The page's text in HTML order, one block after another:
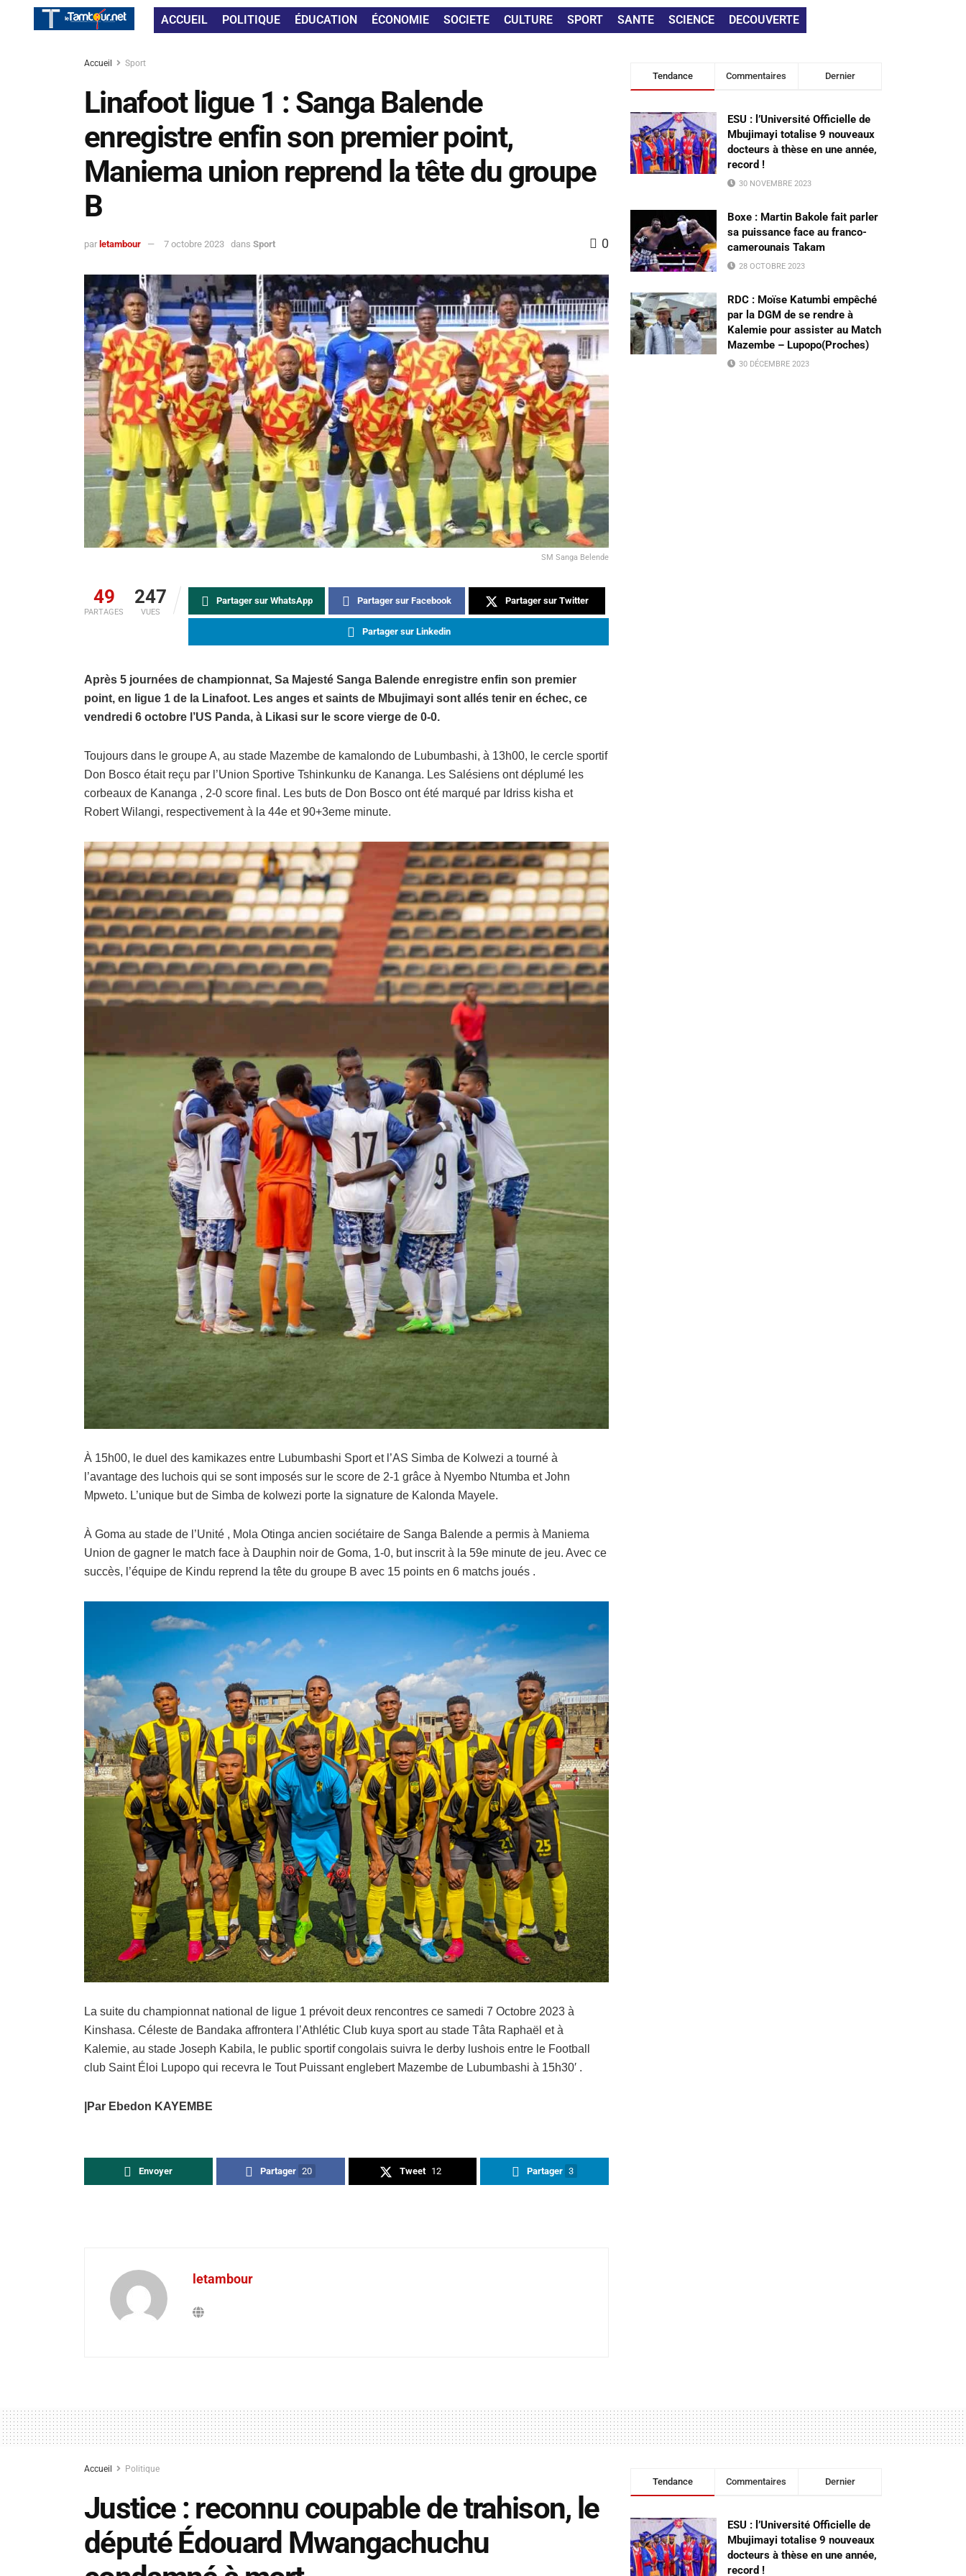
ACCUEIL POLITIQUE ÉDUCATION ÉCONOMIE SOCIETE CULTURE SPORT SANTE SCIENCE DECOUVERTE
Accueil Sport
Linafoot ligue 1 : Sanga Balende
enregistre enfin son premier point,
Maniema union reprend la tête du groupe
B
par letambour 7 octobre 2023 dans Sport 0
SM Sanga Belende
49
PARTAGES
247
VUES
Partager sur WhatsApp Partager sur Facebook Partager sur Twitter
Partager sur Linkedin
Après 5 journées de championnat, Sa Majesté Sanga Balende enregistre enfin son premier
point, en ligue 1 de la Linafoot. Les anges et saints de Mbujimayi sont allés tenir en échec, ce
vendredi 6 octobre l’US Panda, à Likasi sur le score vierge de 0-0.
Toujours dans le groupe A, au stade Mazembe de kamalondo de Lubumbashi, à 13h00, le cercle sportif
Don Bosco était reçu par l’Union Sportive Tshinkunku de Kananga. Les Salésiens ont déplumé les
corbeaux de Kananga , 2-0 score final. Les buts de Don Bosco ont été marqué par Idriss kisha et
Robert Wilangi, respectivement à la 44e et 90+3eme minute.
À 15h00, le duel des kamikazes entre Lubumbashi Sport et l’AS Simba de Kolwezi a tourné à
l’avantage des luchois qui se sont imposés sur le score de 2-1 grâce à Nyembo Ntumba et John
Mpweto. L’unique but de Simba de kolwezi porte la signature de Kalonda Mayele.
À Goma au stade de l’Unité , Mola Otinga ancien sociétaire de Sanga Balende a permis à Maniema
Union de gagner le match face à Dauphin noir de Goma, 1-0, but inscrit à la 59e minute de jeu. Avec ce
succès, l’équipe de Kindu reprend la tête du groupe B avec 15 points en 6 matchs joués .
La suite du championnat national de ligue 1 prévoit deux rencontres ce samedi 7 Octobre 2023 à
Kinshasa. Céleste de Bandaka affrontera l’Athlétic Club kuya sport au stade Tâta Raphaël et à
Kalemie, au stade Joseph Kabila, le public sportif congolais suivra le derby lushois entre le Football
club Saint Éloi Lupopo qui recevra le Tout Puissant englebert Mazembe de Lubumbashi à 15h30′ .
|Par Ebedon KAYEMBE
Envoyer Partager 20 Tweet 12 Partager 3
letambour
Tendance Commentaires Dernier
ESU : l’Université Officielle de
Mbujimayi totalise 9 nouveaux
docteurs à thèse en une année,
record !
30 NOVEMBRE 2023
Boxe : Martin Bakole fait parler
sa puissance face au franco-
camerounais Takam
28 OCTOBRE 2023
RDC : Moïse Katumbi empêché
par la DGM de se rendre à
Kalemie pour assister au Match
Mazembe – Lupopo(Proches)
30 DÉCEMBRE 2023
Accueil Politique
Justice : reconnu coupable de trahison, le
député Édouard Mwangachuchu
Tendance Commentaires Dernier
ESU : l’Université Officielle de
Mbujimayi totalise 9 nouveaux
docteurs à thèse en une année,
record !